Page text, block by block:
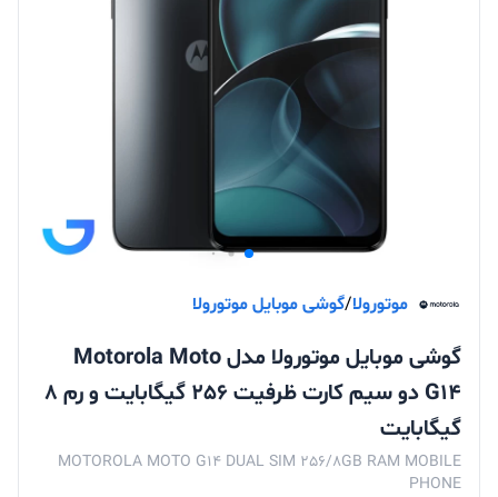
موتورولا/گوشی موبایل موتورولا
گوشی موبایل موتورولا مدل Motorola Moto
G14 دو سیم کارت ظرفیت 256 گیگابایت و رم 8
گیگابایت
MOTOROLA MOTO G14 DUAL SIM 256/8GB RAM MOBILE
PHONE